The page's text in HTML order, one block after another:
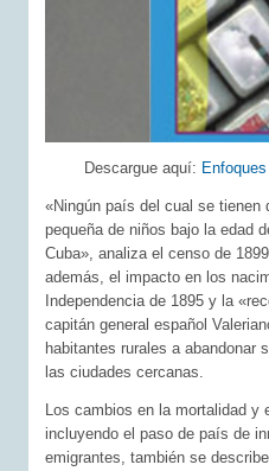
Descargue aquí:
«Ningún país del cual se tienen
pequeña de niños bajo la edad
Cuba», analiza el censo de
además, el impacto en los
Independencia de 1895 y la
capitán general español
habitantes rurales a abandonar
las ciudades cercanas.
Los cambios en la mortalidad y
incluyendo el paso de país de
emigrantes, también se